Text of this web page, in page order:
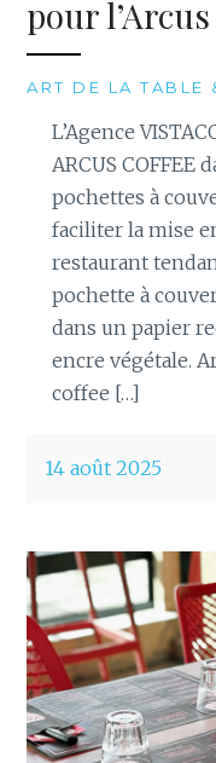
pour
ART DE LA TABLE
L’Agence
ARCUS COFFEE
pochettes à
faciliter la mise
restaurant
pochette à
dans un papier
encre végétale.
coffee […]
14 août 2025